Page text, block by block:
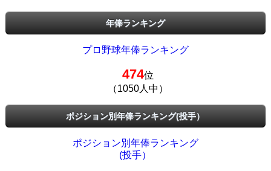
年俸ランキング
プロ野球年俸ランキング
474位
（1050人中）
ポジション別年俸ランキング(投手）
ポジション別年俸ランキング
(投手）